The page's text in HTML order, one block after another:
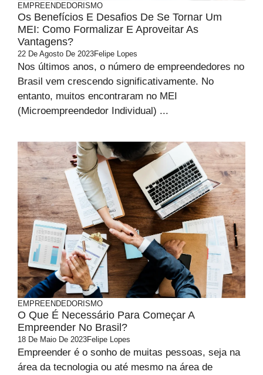
EMPREENDEDORISMO
Os Benefícios E Desafios De Se Tornar Um
MEI: Como Formalizar E Aproveitar As
Vantagens?
22 De Agosto De 2023Felipe Lopes
Nos últimos anos, o número de empreendedores no
Brasil vem crescendo significativamente. No
entanto, muitos encontraram no MEI
(Microempreendedor Individual) ...
EMPREENDEDORISMO
O Que É Necessário Para Começar A
Empreender No Brasil?
18 De Maio De 2023Felipe Lopes
Empreender é o sonho de muitas pessoas, seja na
área da tecnologia ou até mesmo na área de